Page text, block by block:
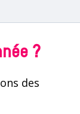
?
des